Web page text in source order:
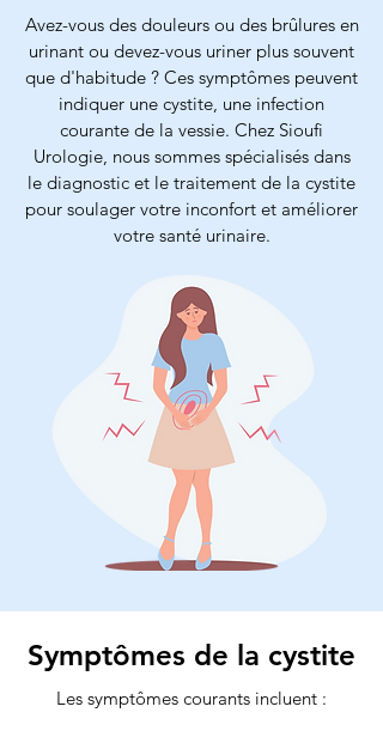
Avez-vous des douleurs ou des brûlures en
urinant ou devez-vous uriner plus souvent
que d'habitude ? Ces symptômes peuvent
indiquer une cystite, une infection
courante de la vessie. Chez Sioufi
Urologie, nous sommes spécialisés dans
le diagnostic et le traitement de la cystite
pour soulager votre inconfort et améliorer
votre santé urinaire.
Symptômes de la cystite
Les symptômes courants incluent :